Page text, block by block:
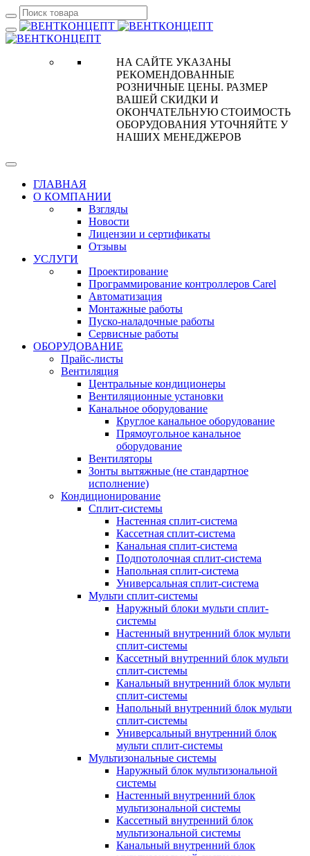
НА САЙТЕ УКАЗАНЫ
РЕКОМЕНДОВАННЫЕ
РОЗНИЧНЫЕ ЦЕНЫ. РАЗМЕР
ВАШЕЙ СКИДКИ И
ОКОНЧАТЕЛЬНУЮ СТОИМОСТЬ
ОБОРУДОВАНИЯ УТОЧНЯЙТЕ У
НАШИХ МЕНЕДЖЕРОВ
ГЛАВНАЯ
О КОМПАНИИ
Взгляды
Новости
Лицензии и сертификаты
Отзывы
УСЛУГИ
Проектирование
Программирование контроллеров Carel
Автоматизация
Монтажные работы
Пуско-наладочные работы
Сервисные работы
ОБОРУДОВАНИЕ
Прайс-листы
Вентиляция
Центральные кондиционеры
Вентиляционные установки
Канальное оборудование
Круглое канальное оборудование
Прямоугольное канальное
оборудование
Вентиляторы
Зонты вытяжные (не стандартное
исполнение)
Кондиционирование
Сплит-системы
Настенная сплит-система
Кассетная сплит-система
Канальная сплит-система
Подпотолочная сплит-система
Напольная сплит-система
Универсальная сплит-система
Мульти сплит-системы
Наружный блоки мульти сплит-
системы
Настенный внутренний блок мульти
сплит-системы
Кассетный внутренний блок мульти
сплит-системы
Канальный внутренний блок мульти
сплит-системы
Напольный внутренний блок мульти
сплит-системы
Универсальный внутренний блок
мульти сплит-системы
Мультизональные системы
Наружный блок мультизональной
системы
Настенный внутренний блок
мультизональной системы
Кассетный внутренний блок
мультизональной системы
Канальный внутренний блок